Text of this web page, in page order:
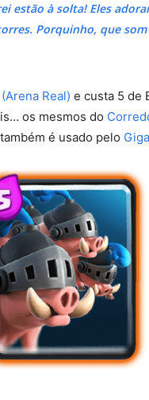
estão à solta! Eles
Porquinho, que som
Real) e custa 5 de
os mesmos do
é usado pelo